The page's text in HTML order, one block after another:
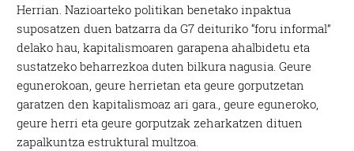
Herrian. Nazioarteko politikan benetako inpaktua
suposatzen duen batzarra da G7 deituriko “foru informal”
delako hau, kapitalismoaren garapena ahalbidetu eta
sustatzeko beharrezkoa duten bilkura nagusia. Geure
egunerokoan, geure herrietan eta geure gorputzetan
garatzen den kapitalismoaz ari gara., geure eguneroko,
geure herri eta geure gorputzak zeharkatzen dituen
zapalkuntza estruktural multzoa.